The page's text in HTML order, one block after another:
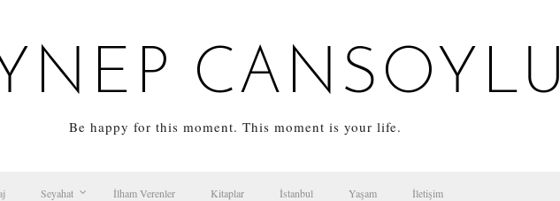
CANSOYLU
Be happy for this moment. This moment is your life.
Seyahat İlham Verenler Kitaplar İstanbul Yaşam İletişim